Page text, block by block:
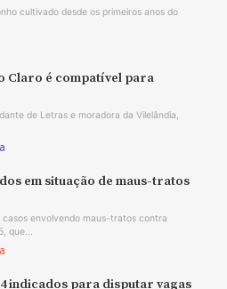
cultivado desde os primeiros anos do
Claro é compatível para
de Letras e moradora da Vilelândia,
em situação de maus-tratos
casos envolvendo maus-tratos contra
que...
indicados para disputar vagas